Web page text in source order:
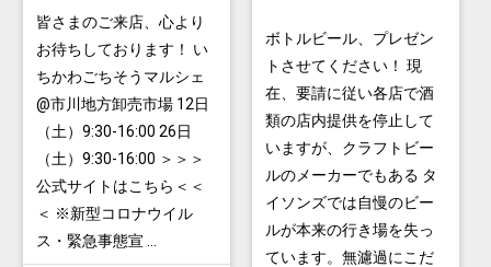
皆さまのご来店、心より
お待ちしております！ い
ちかわごちそうマルシェ
@市川地方卸売市場 12日
（土）9:30-16:00 26日
（土）9:30-16:00 ＞＞＞
公式サイトはこちら＜＜
＜ ※新型コロナウイル
ス・緊急事態宣 ...
ボトルビール、プレゼン
トさせてください！ 現
在、要請に従い各店で酒
類の店内提供を停止して
いますが、クラフトビー
ルのメーカーでもある タ
イソンズでは自慢のビー
ルが本来の行き場を失っ
ています。無濾過にこだ